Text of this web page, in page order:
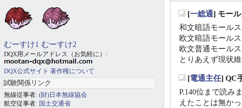
[一総通] モール
和文暗語モールス
欧文暗語モール
欧文普通モール
とりあえず現状維
[電通主任] QC
P.140位まで読み
えたことは無か
むーすけ1 むーすけ2
DQX用メールアドレス（お気軽に）:
DQX公式サイト 著作権について
試験関係リンク
無線従事者: (財)日本無線協会
航空従事者: 国土交通省